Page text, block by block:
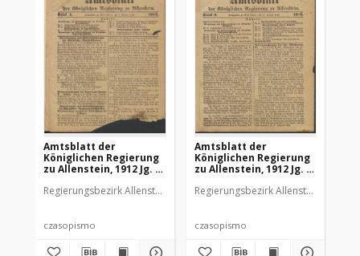
Amtsblatt der
Königlichen Regierung
zu Allenstein, 1912 Jg. 8,
Regierungsbezirk Allenstein
czasopismo
Amtsblatt der
Königlichen Regierung
zu Allenstein, 1912 Jg. 8,
Regierungsbezirk Allenstein
czasopismo